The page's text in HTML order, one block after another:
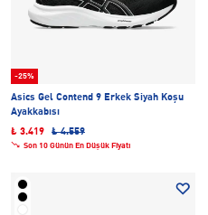
-25%
Asics Gel Contend 9 Erkek Siyah Koşu
Ayakkabısı
₺ 3.419
₺ 4.559
Son 10 Günün En Düşük Fiyatı